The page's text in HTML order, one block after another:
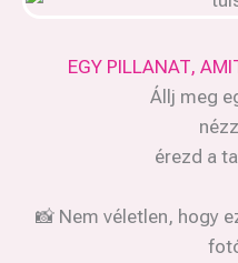
EGY PILLANAT,
Állj meg
érezd a
📸 Nem véletlen, hogy